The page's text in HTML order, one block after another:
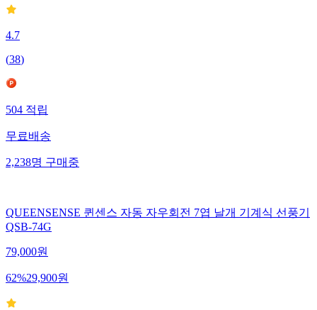
4.7
(38)
504 적립
무료배송
2,238명 구매중
QUEENSENSE 퀸센스 자동 자우회전 7엽 날개 기계식 선풍기
QSB-74G
79,000원
62%29,900원